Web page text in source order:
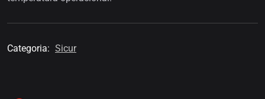
Categoria: Sicur